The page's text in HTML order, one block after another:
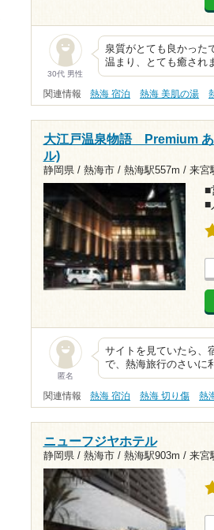
30代 男性
泉質がとても良かった
温まり、とても癒され
関連情報 熱海 宿泊 熱海 美肌の湯
大江戸温泉物語 Premium あ
ル)
静岡県 / 熱海市 / 熱海駅557m / 来宮
■
■
匿名
サイトを見ていたら、
で、熱海旅行のさいに
関連情報 熱海 宿泊 熱海 切り傷 熱
ニューフジヤホテル
静岡県 / 熱海市 / 熱海駅903m / 来宮